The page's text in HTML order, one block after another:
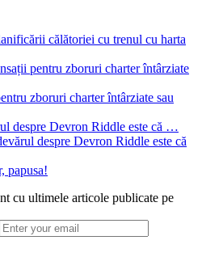
călătoriei cu trenul cu harta
pentru zboruri charter întârziate
zboruri charter întârziate sau
despre Devron Riddle este că …
despre Devron Riddle este că
papusa!
cu ultimele articole publicate pe